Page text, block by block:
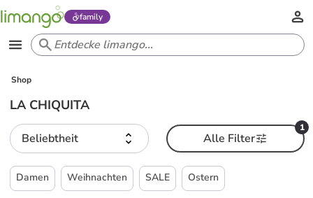
family
Shop
LA CHIQUITA
Beliebtheit
1
Alle Filter
Damen Weihnachten SALE Ostern